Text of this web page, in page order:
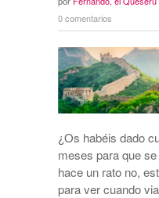
0 comentarios
¿Os habéis dado
meses para que
hace un rato no,
para ver cuando